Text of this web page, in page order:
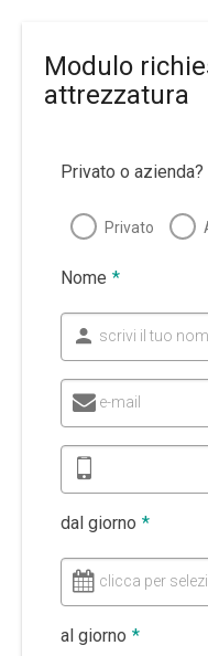
Modulo
attrezzatura
Privato o azienda?
Privato
Nome *
scrivi il tuo
e-mail
dal giorno *
clicca per
al giorno *